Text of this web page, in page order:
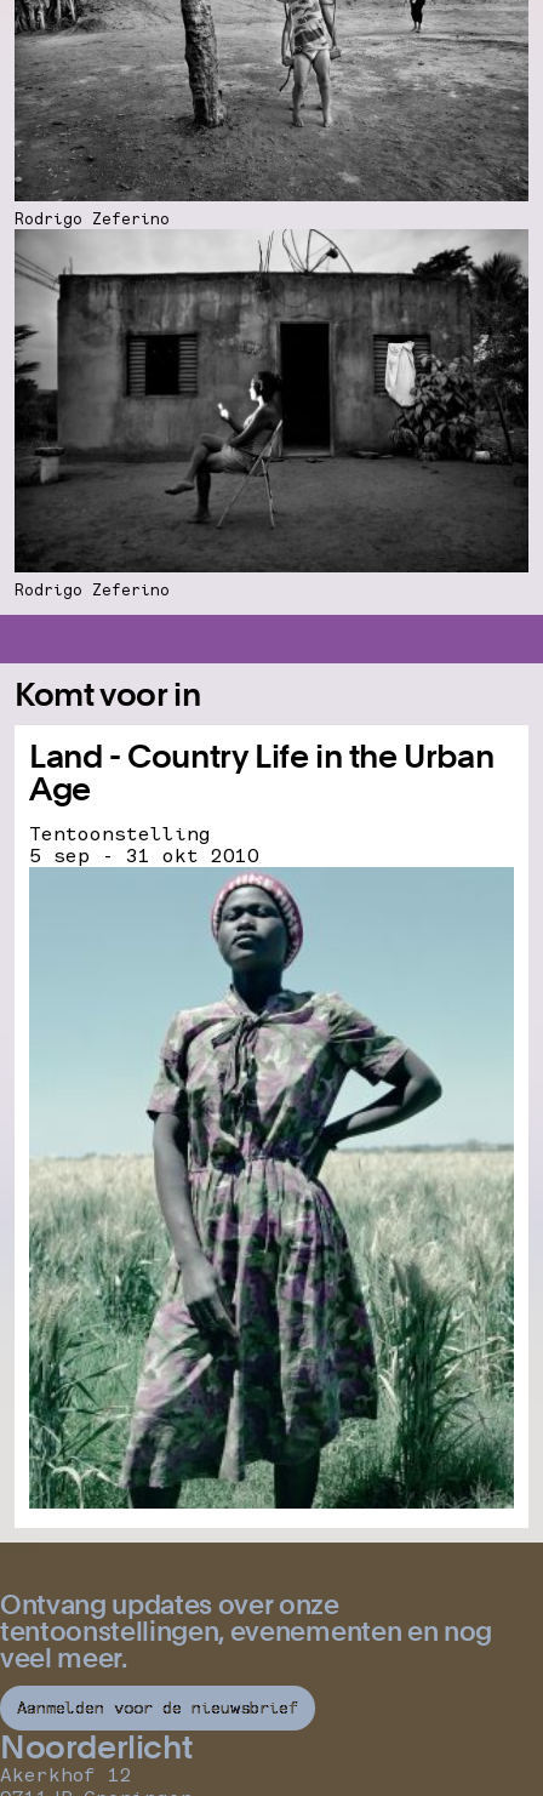
Rodrigo Zeferino
Rodrigo Zeferino
Komt voor in
Land - Country Life in the Urban
Age
Tentoonstelling
5 sep - 31 okt 2010
Ontvang updates over onze
tentoonstellingen, evenementen en nog
veel meer.
Aanmelden voor de nieuwsbrief
Noorderlicht
Akerkhof 12